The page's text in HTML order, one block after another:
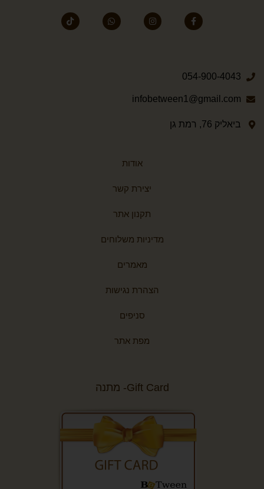
054-900-4043
infobetween1@gmail.com
ביאליק 76, רמת גן
אודות
יצירת קשר
תקנון אתר
מדיניות משלוחים
מאמרים
הצהרת נגישות
סניפים
מפת אתר
Gift Card- מתנה